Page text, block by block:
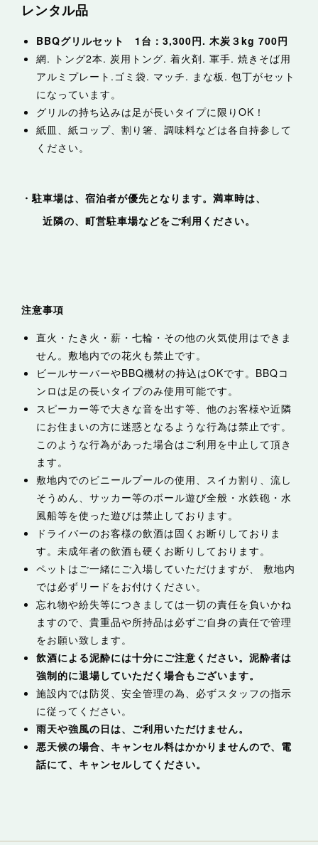
レンタル品
BBQグリルセット 1台：3,300円. 木炭３kg 700円
網. トング2本. 炭用トング. 着火剤. 軍手. 焼きそば用
アルミプレート.ゴミ袋. マッチ. まな板. 包丁がセット
になっています。
グリルの持ち込みは足が長いタイプに限りOK！
紙皿、紙コップ、割り箸、調味料などは各自持参して
ください。
・駐車場は、宿泊者が優先となります。満車時は、
近隣の、町営駐車場などをご利用ください。
注意事項
直火・たき火・薪・七輪・その他の火気使用はできま
せん。敷地内での花火も禁止です。
ビールサーバーやBBQ機材の持込はOKです。BBQコ
ンロは足の長いタイプのみ使用可能です。
スピーカー等で大きな音を出す等、他のお客様や近隣
にお住まいの方に迷惑となるような行為は禁止です。
このような行為があった場合はご利用を中止して頂き
ます。
敷地内でのビニールプールの使用、スイカ割り、流し
そうめん、サッカー等のボール遊び全般・水鉄砲・水
風船等を使った遊びは禁止しております。
ドライバーのお客様の飲酒は固くお断りしておりま
す。未成年者の飲酒も硬くお断りしております。
ペットはご一緒にご入場していただけますが、 敷地内
では必ずリードをお付けください。
忘れ物や紛失等につきましては一切の責任を負いかね
ますので、貴重品や所持品は必ずご自身の責任で管理
をお願い致します。
飲酒による泥酔には十分にご注意ください。泥酔者は
強制的に退場していただく場合もございます。
施設内では防災、安全管理の為、必ずスタッフの指示
に従ってください。
雨天や強風の日は、ご利用いただけません。
悪天候の場合、キャンセル料はかかりませんので、電
話にて、キャンセルしてください。